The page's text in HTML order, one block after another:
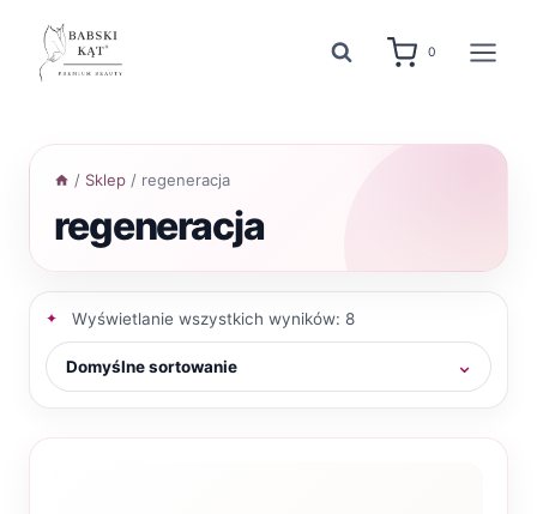
treści
0
/ Sklep / regeneracja
regeneracja
Wyświetlanie wszystkich wyników: 8